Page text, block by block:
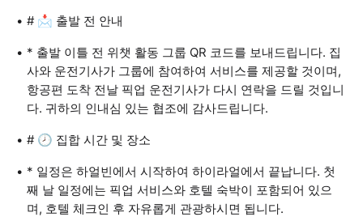
# 📩 출발 전 안내
* 출발 이틀 전 위챗 활동 그룹 QR 코드를 보내드립니다. 집
사와 운전기사가 그룹에 참여하여 서비스를 제공할 것이며,
항공편 도착 전날 픽업 운전기사가 다시 연락을 드릴 것입니
다. 귀하의 인내심 있는 협조에 감사드립니다.
# 🕗 집합 시간 및 장소
* 일정은 하얼빈에서 시작하여 하이라얼에서 끝납니다. 첫
째 날 일정에는 픽업 서비스와 호텔 숙박이 포함되어 있으
며, 호텔 체크인 후 자유롭게 관광하시면 됩니다.